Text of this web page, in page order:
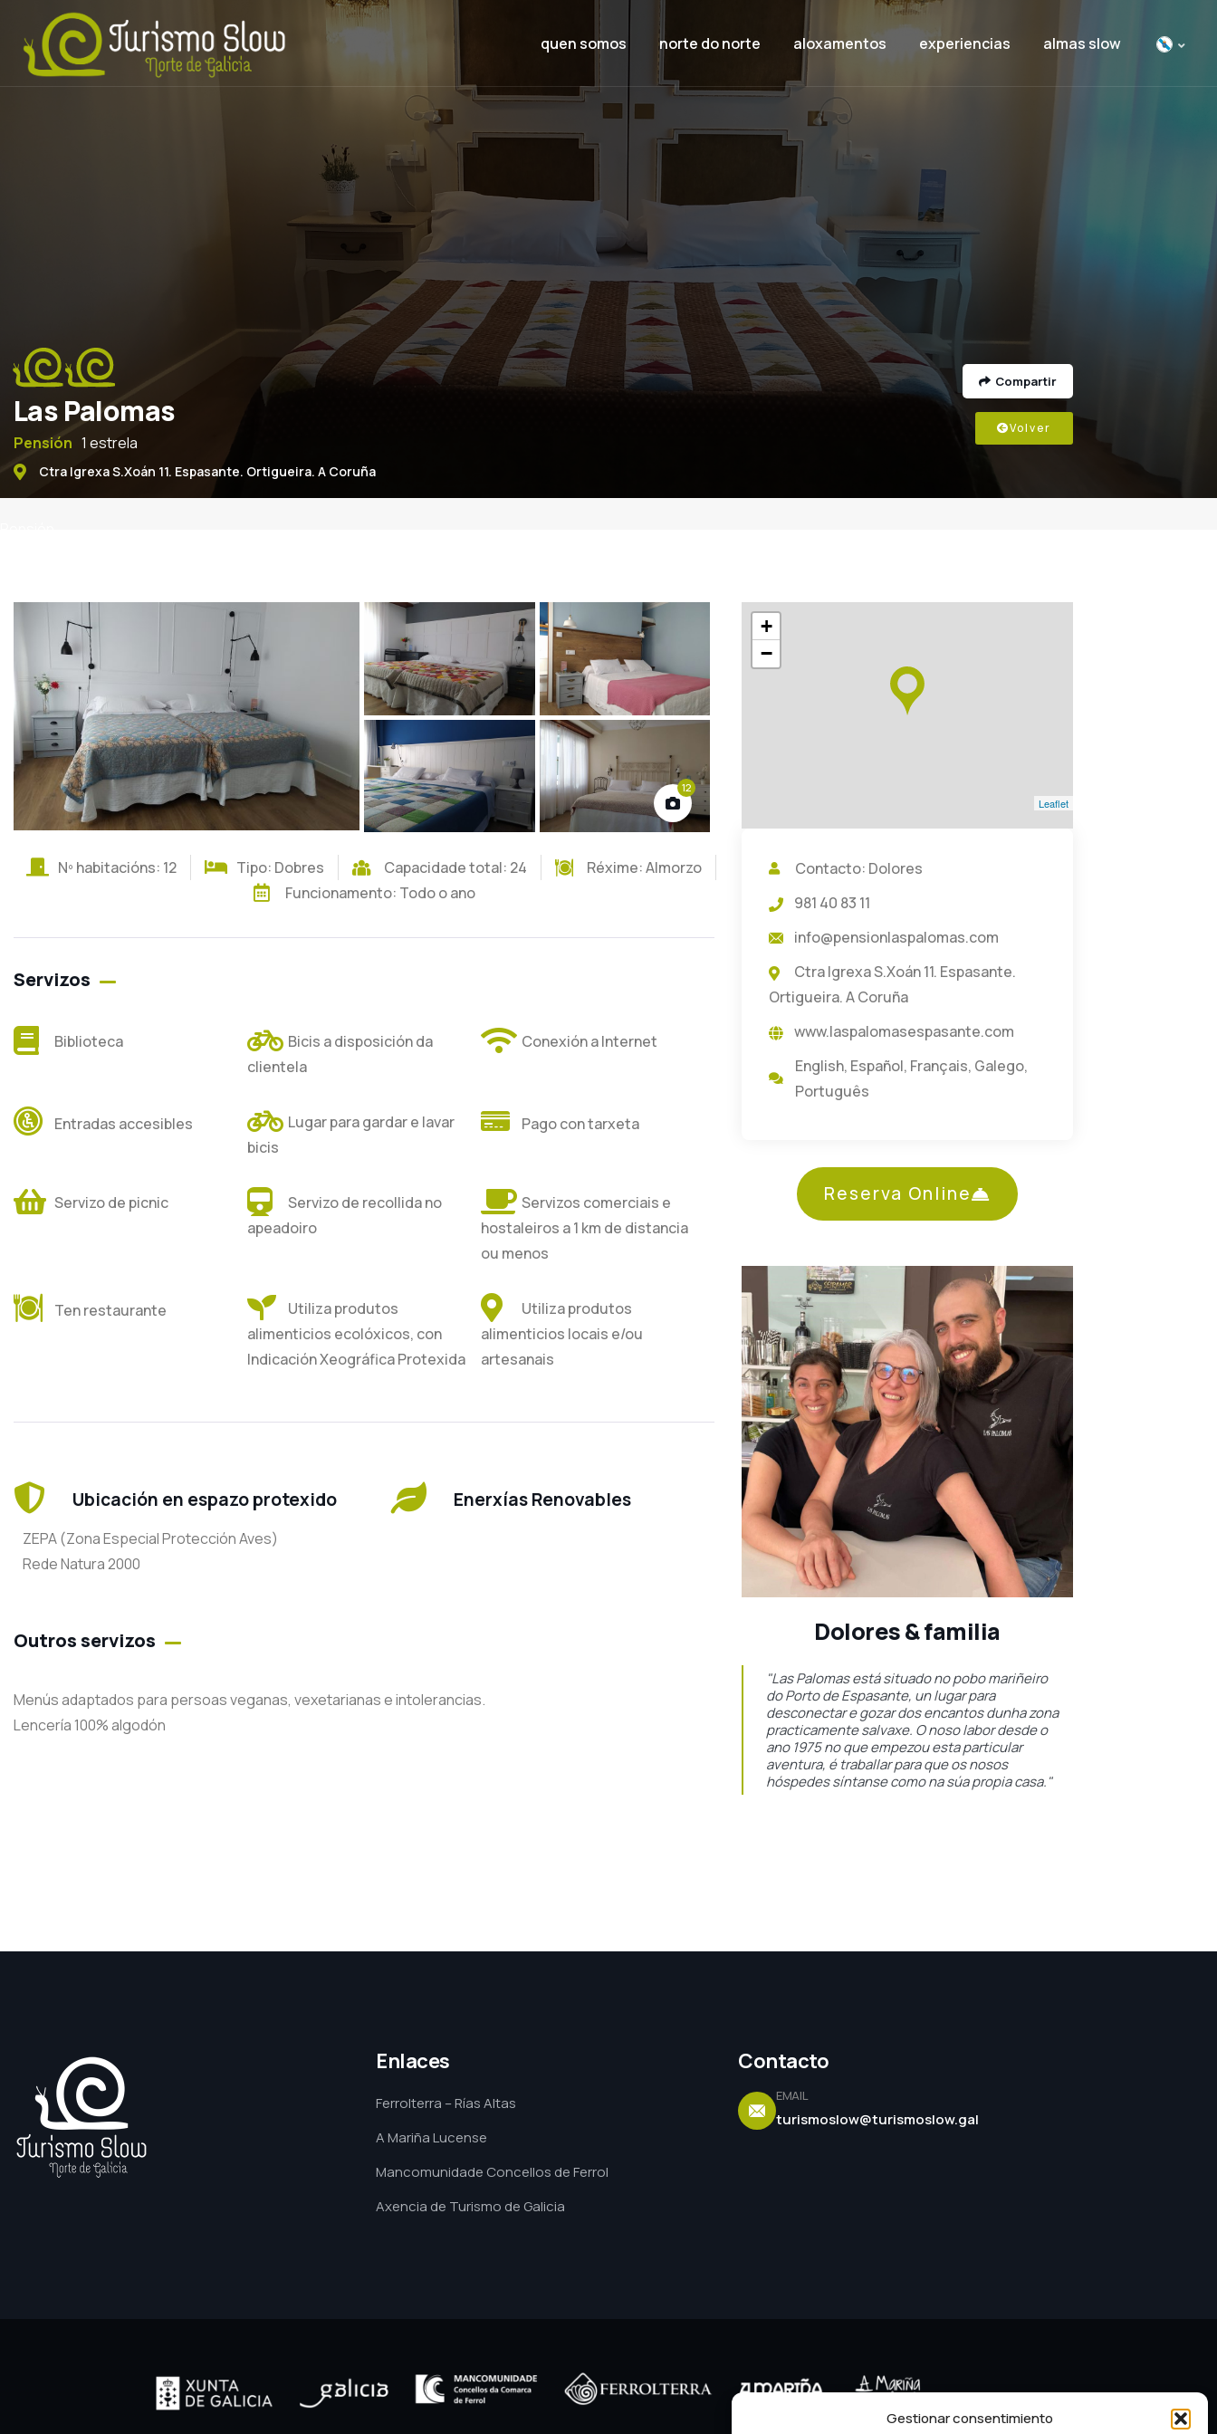
Gestionar consentimiento
quen somos norte do norte aloxamentos experiencias almas slow
Las Palomas
Pensión 1 estrela
Ctra Igrexa S.Xoán 11. Espasante. Ortigueira. A Coruña
Compartir
Volver
12
Nº habitacións: 12 Tipo: Dobres Capacidade total: 24 Réxime:Almorzo
Funcionamento: Todo o ano
Servizos
Biblioteca
Bicis a disposición da
clientela
Conexión a Internet
Entradas accesibles
Lugar para gardar e lavar
bicis
Pago con tarxeta
Servizo de picnic
Servizo de recollida no
apeadoiro
Servizos comerciais e
hostaleiros a 1 km de distancia
ou menos
Ten restaurante
Utiliza produtos
alimenticios ecolóxicos, con
Indicación Xeográfica Protexida
Utiliza produtos
alimenticios locais e/ou
artesanais
Ubicación en espazo protexido
ZEPA (Zona Especial Protección Aves)
Rede Natura 2000
Enerxías Renovables
Outros servizos
Menús adaptados para persoas veganas, vexetarianas e intolerancias.
Lencería 100% algodón
+
−
Leaflet
Contacto: Dolores
981 40 83 11
info@pensionlaspalomas.com
Ctra Igrexa S.Xoán 11. Espasante.
Ortigueira. A Coruña
www.laspalomasespasante.com
English, Español, Français, Galego,
Português
Reserva Online
Dolores & familia
"Las Palomas está situado no pobo mariñeiro
do Porto de Espasante, un lugar para
desconectar e gozar dos encantos dunha zona
practicamente salvaxe. O noso labor desde o
ano 1975 no que empezou esta particular
aventura, é traballar para que os nosos
hóspedes síntanse como na súa propia casa."
Enlaces
Ferrolterra – Rías Altas
A Mariña Lucense
Mancomunidade Concellos de Ferrol
Axencia de Turismo de Galicia
Contacto
EMAIL
turismoslow@turismoslow.gal